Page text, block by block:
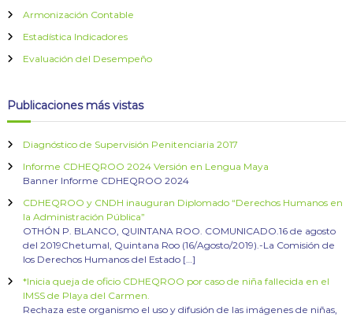
Armonización Contable
Estadística Indicadores
Evaluación del Desempeño
Publicaciones más vistas
Diagnóstico de Supervisión Penitenciaria 2017
Informe CDHEQROO 2024 Versión en Lengua Maya
Banner Informe CDHEQROO 2024
CDHEQROO y CNDH inauguran Diplomado “Derechos Humanos en
la Administración Pública”
OTHÓN P. BLANCO, QUINTANA ROO. COMUNICADO.16 de agosto
del 2019Chetumal, Quintana Roo (16/Agosto/2019).-La Comisión de
los Derechos Humanos del Estado […]
*Inicia queja de oficio CDHEQROO por caso de niña fallecida en el
IMSS de Playa del Carmen.
Rechaza este organismo el uso y difusión de las imágenes de niñas,